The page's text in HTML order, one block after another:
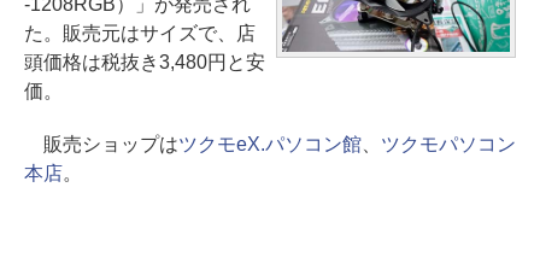
-1208RGB）」が発売され
た。販売元はサイズで、店
頭価格は税抜き3,480円と安
価。
販売ショップはツクモeX.パソコン館、 ツクモパソコン
本店。